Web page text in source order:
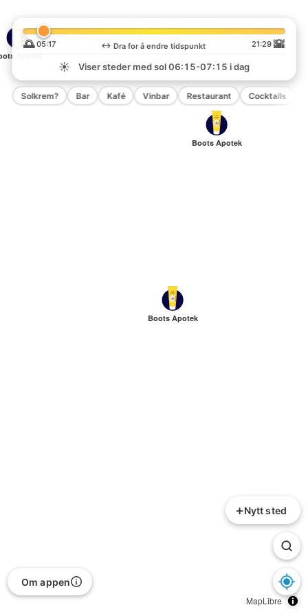
Boots Apotek
Boots Apotek
Apotek
MapLibre
+Nytt sted
🌅 05:17 ↔️ Dra for å endre tidspunkt 21:29 🌇
☀️
Viser steder med sol06:15-07:15 i dag
Solkrem? Bar Kafé Vinbar Restaurant Cocktails
Om appen